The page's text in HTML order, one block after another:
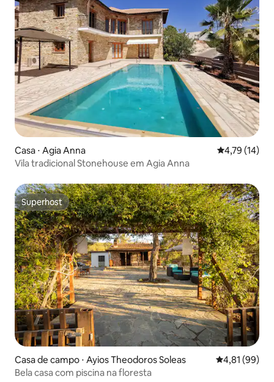
Casa ⋅ Agia Anna 4,79 de uma
4,79 (14)
Vila tradicional Stonehouse em Agia Anna
Superhost
Superhost
Casa de campo ⋅ Ayios Theodoros Soleas 4,81 de uma
4,81 (99)
Bela casa com piscina na floresta